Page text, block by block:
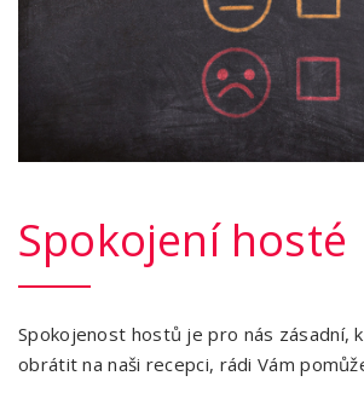
Spokojení hosté
Spokojenost hostů je pro nás zásadní,
obrátit na naši recepci, rádi Vám